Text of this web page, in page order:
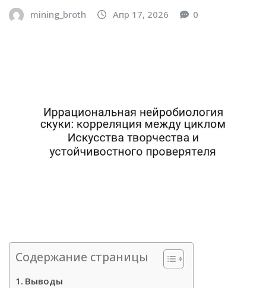
mining_broth Апр 17, 2026 0
Содержание страницы
Выводы